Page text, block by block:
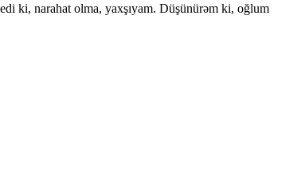
ki, narahat olma, yaxşıyam. Düşünürəm ki, oğlum